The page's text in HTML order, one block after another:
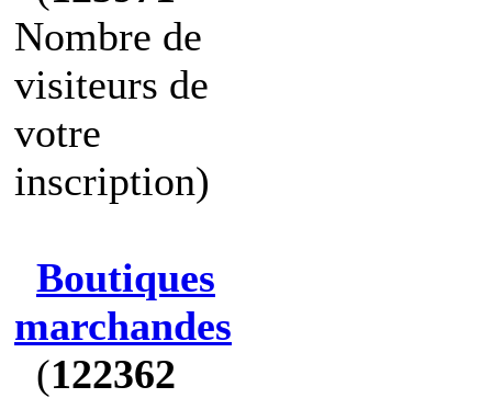
Nombre de
visiteurs de
votre
inscription)
Boutiques
marchandes
(122362